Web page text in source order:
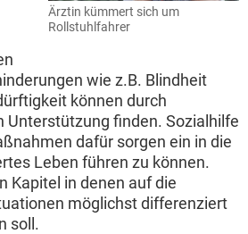
Ärztin kümmert sich um
Rollstuhlfahrer
wie z.B. Blindheit
können durch
Unterstützung finden. Sozialhilfe
dafür sorgen ein in die
Leben führen zu können.
Kapitel in denen auf die
möglichst differenziert
soll.